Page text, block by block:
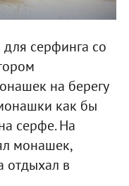
серфинга со
на берегу
как бы
серфе. На
монашек,
отдыхал в